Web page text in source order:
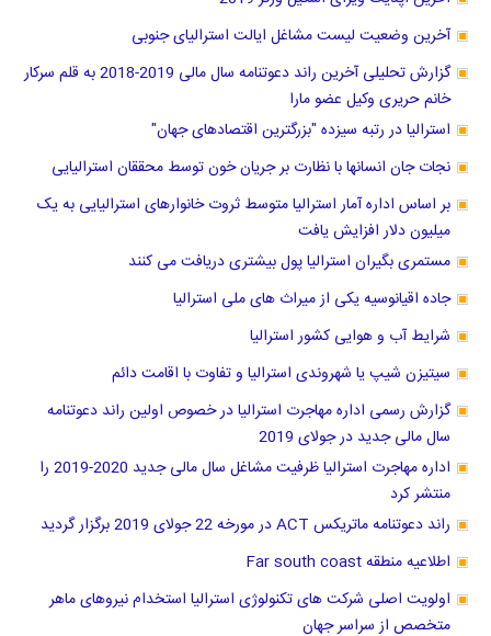
آخرین وضعیت لیست مشاغل ایالت استرالیای جنوبی
گزارش تحلیلی آخرین راند دعوتنامه سال مالی 2019-2018 به قلم سرکار
خانم حریری وکیل عضو مارا
استرالیا در رتبه سیزده "بزرگترین اقتصادهای جهان"
نجات جان انسانها با نظارت بر جریان خون توسط محققان استرالیایی
بر اساس اداره آمار استرالیا متوسط ثروت خانوارهای استرالیایی به یک
میلیون دلار افزایش یافت
مستمری بگیران استرالیا پول بیشتری دریافت می کنند
جاده اقیانوسیه یکی از میراث های ملی استرالیا
شرایط آب و هوایی کشور استرالیا
سیتیزن شیپ یا شهروندی استرالیا و تفاوت با اقامت دائم
گزارش رسمی اداره مهاجرت استرالیا در خصوص اولین راند دعوتنامه
سال مالی جدید در جولای 2019
اداره مهاجرت استرالیا ظرفیت مشاغل سال مالی جدید 2020-2019 را
منتشر کرد
راند دعوتنامه ماتریکس ACT در مورخه 22 جولای 2019 برگزار گردید
اطلاعیه منطقه Far south coast
اولویت اصلی شرکت های تکنولوژی استرالیا استخدام نیروهای ماهر
متخصص از سراسر جهان